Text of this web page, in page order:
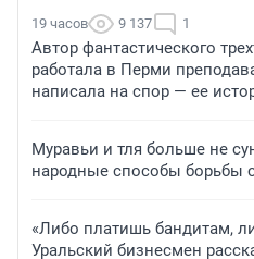
19 часов 9 137 1
Автор фантастического
работала в Перми
написала на спор — ее
Муравьи и тля больше не
народные способы борьбы
«Либо платишь бандитам,
Уральский бизнесмен